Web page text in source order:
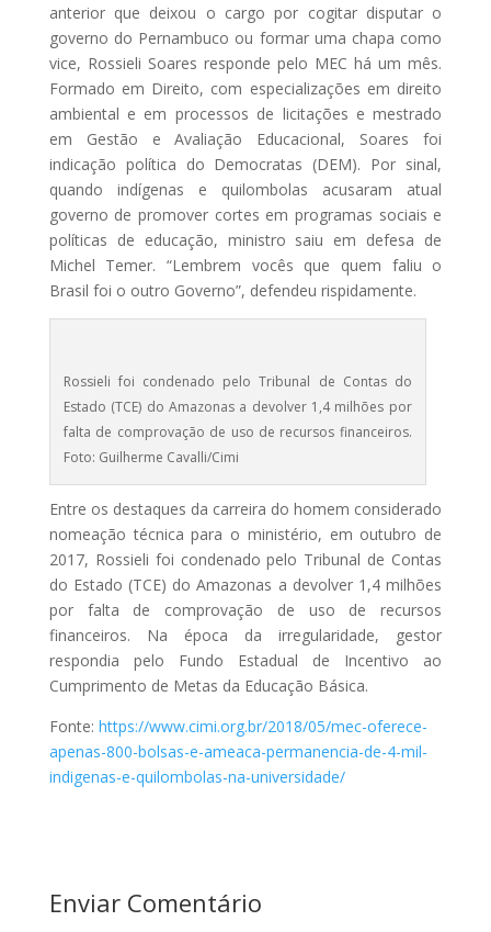
anterior que deixou o cargo por cogitar disputar o
governo do Pernambuco ou formar uma chapa como
vice, Rossieli Soares responde pelo MEC há um mês.
Formado em Direito, com especializações em direito
ambiental e em processos de licitações e mestrado
em Gestão e Avaliação Educacional, Soares foi
indicação política do Democratas (DEM). Por sinal,
quando indígenas e quilombolas acusaram atual
governo de promover cortes em programas sociais e
políticas de educação, ministro saiu em defesa de
Michel Temer. “Lembrem vocês que quem faliu o
Brasil foi o outro Governo”, defendeu rispidamente.
Rossieli foi condenado pelo Tribunal de Contas do
Estado (TCE) do Amazonas a devolver 1,4 milhões por
falta de comprovação de uso de recursos financeiros.
Foto: Guilherme Cavalli/Cimi
Entre os destaques da carreira do homem considerado
nomeação técnica para o ministério, em outubro de
2017, Rossieli foi condenado pelo Tribunal de Contas
do Estado (TCE) do Amazonas a devolver 1,4 milhões
por falta de comprovação de uso de recursos
financeiros. Na época da irregularidade, gestor
respondia pelo Fundo Estadual de Incentivo ao
Cumprimento de Metas da Educação Básica.
Fonte: https://www.cimi.org.br/2018/05/mec-oferece-
apenas-800-bolsas-e-ameaca-permanencia-de-4-mil-
indigenas-e-quilombolas-na-universidade/
Enviar Comentário